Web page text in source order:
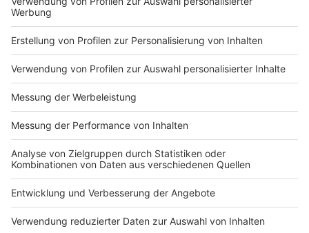
Hoffnungen liegen auf Infrastrukturfonds
Auch NRW-Verkehrsminister Krischer fordert, dass der
Fokus auf den Erhalt und weniger auf den Neubau
gesetzt wird. Zusammen mit anderen
Verkehrsministern der Länder setzt er sich dafür ein,
Schuldenpakets der Bundesregierung für die
Infrastruktur in die bestehenden Brücken und Straßen
gesteckt wird. "Das Sondervermögen als Grundstock